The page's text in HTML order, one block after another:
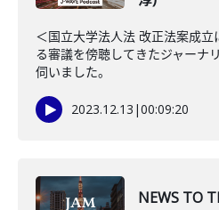
＜国立大学法人法 改正法案成
る審議を傍聴してきたジャーナ
伺いました。
2023.12.13 |00:09:20
NEWS TO